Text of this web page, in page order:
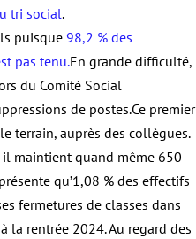
tri social.
puisque 98,2 % des
pas tenu.En grande difficulté,
du Comité Social
de postes.Ce premier
terrain, auprès des collègues.
maintient quand même 650
qu’1,08 % des effectifs
fermetures de classes dans
la rentrée 2024. Au regard des